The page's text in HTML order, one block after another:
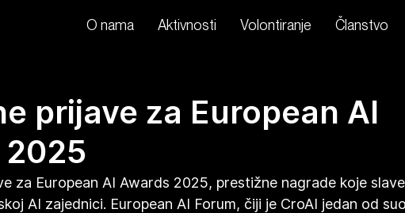
O nama Aktivnosti Volontiranje Članstvo
prijave za European AI
za European AI Awards 2025, prestižne nagrade koje slave
AI zajednici. European AI Forum, čiji je CroAI jedan od